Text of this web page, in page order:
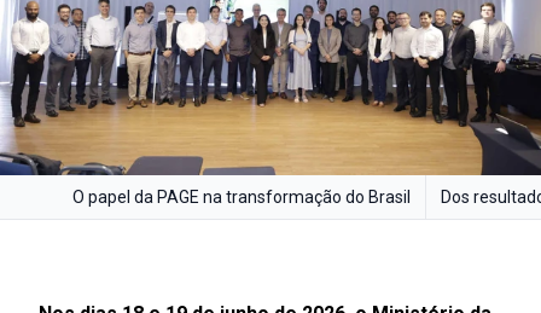
O papel da PAGE na transformação do Brasil Dos